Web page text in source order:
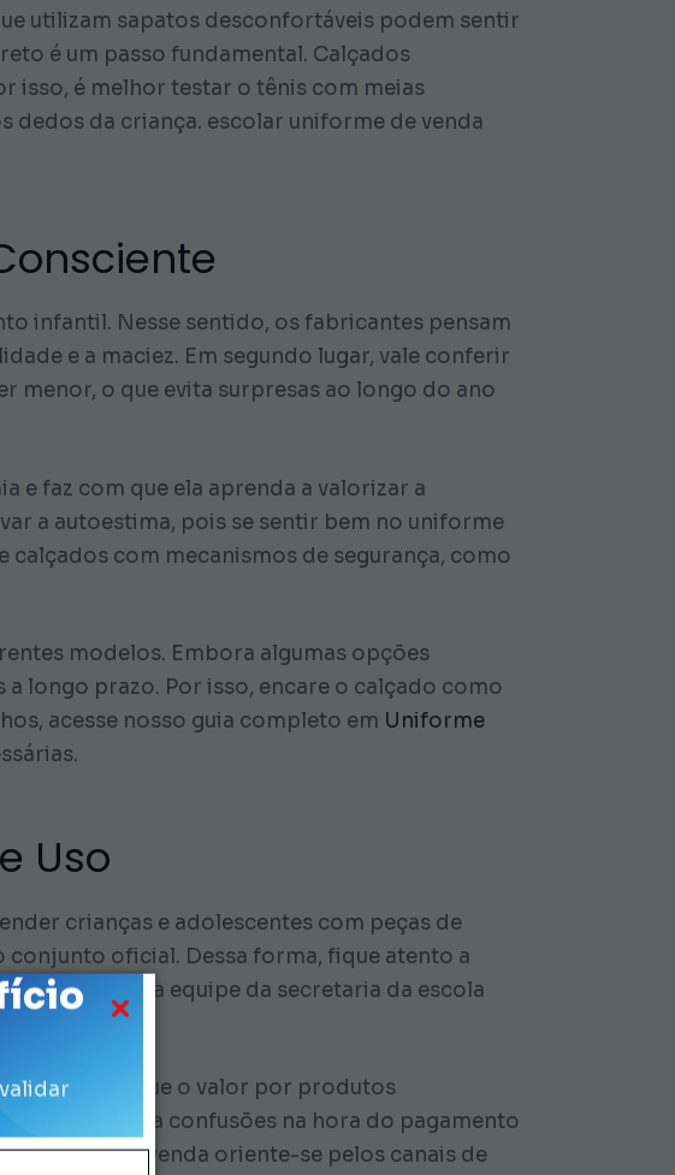
utilizam sapatos desconfortáveis podem sentir
é um passo fundamental. Calçados
isso, é melhor testar o tênis com meias
dedos da criança. escolar uniforme de venda
infantil. Nesse sentido, os fabricantes pensam
e a maciez. Em segundo lugar, vale conferir
menor, o que evita surpresas ao longo do ano
e faz com que ela aprenda a valorizar a
a autoestima, pois se sentir bem no uniforme
com mecanismos de segurança, como
modelos. Embora algumas opções
longo prazo. Por isso, encare o calçado como
acesse nosso guia completo em Uniforme
Uso
crianças e adolescentes com peças de
oficial. Dessa forma, fique atento a
falar com a equipe da secretaria da escola
você troque o valor por produtos
oficial evita confusões na hora do pagamento
uniforme de venda oriente-se pelos canais de